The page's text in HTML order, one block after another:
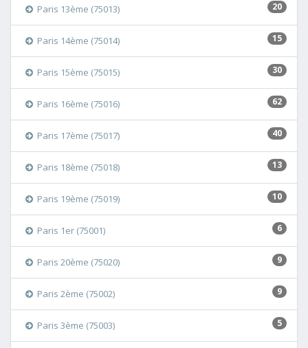
20
Paris 13ème (75013)
15
Paris 14ème (75014)
30
Paris 15ème (75015)
62
Paris 16ème (75016)
40
Paris 17ème (75017)
13
Paris 18ème (75018)
10
Paris 19ème (75019)
6
Paris 1er (75001)
9
Paris 20ème (75020)
9
Paris 2ème (75002)
5
Paris 3ème (75003)